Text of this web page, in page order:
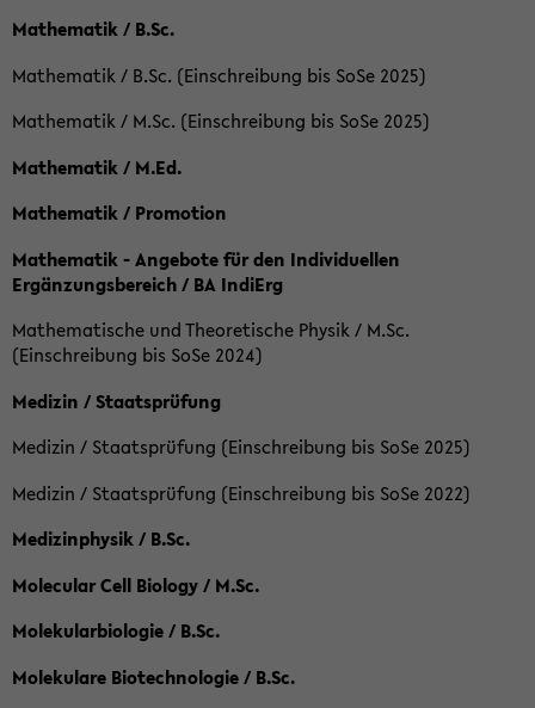
Mathematik / B.Sc.
Mathematik / B.Sc. (Einschreibung bis SoSe 2025)
Mathematik / M.Sc. (Einschreibung bis SoSe 2025)
Mathematik / M.Ed.
Mathematik / Promotion
Mathematik - Angebote für den Individuellen
Ergänzungsbereich / BA IndiErg
Mathematische und Theoretische Physik / M.Sc.
(Einschreibung bis SoSe 2024)
Medizin / Staatsprüfung
Medizin / Staatsprüfung (Einschreibung bis SoSe 2025)
Medizin / Staatsprüfung (Einschreibung bis SoSe 2022)
Medizinphysik / B.Sc.
Molecular Cell Biology / M.Sc.
Molekularbiologie / B.Sc.
Molekulare Biotechnologie / B.Sc.